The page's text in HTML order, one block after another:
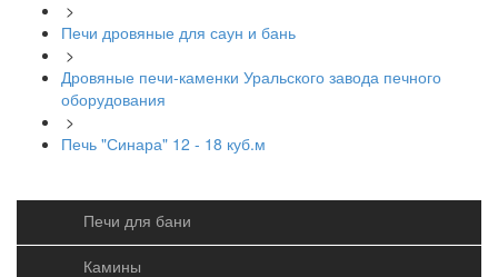
>
Печи дровяные для саун и бань
>
Дровяные печи-каменки Уральского завода печного
оборудования
>
Печь "Синара" 12 - 18 куб.м
Печи для бани
Камины